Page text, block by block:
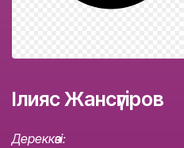
Ілияс Жансүгіров
Дереккөзі: